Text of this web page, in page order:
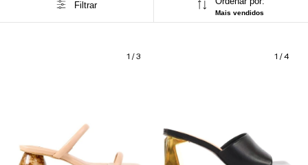
Filtrar
Mais vendidos
1 /3 1 /4